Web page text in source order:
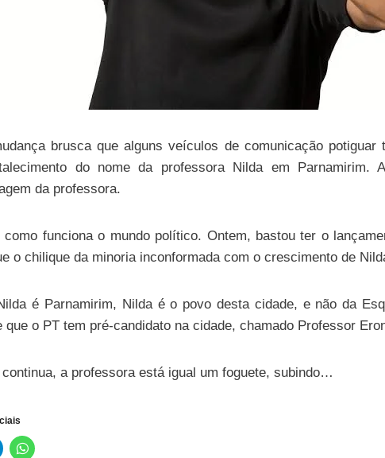
brusca que alguns veículos de comunicação potiguar
do nome da professora Nilda em Parnamirim.
da professora.
como funciona o mundo político. Ontem, bastou ter o
o chilique da minoria inconformada com o crescimento de
é Parnamirim, Nilda é o povo desta cidade, e não da
que o PT tem pré-candidato na cidade, chamado Professor
continua, a professora está igual um foguete, subindo…